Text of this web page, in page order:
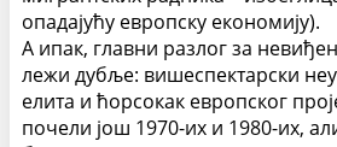
опадајућу европску економију).
А ипак, главни разлог за
лежи дубље: вишеспектарски
елита и ћорсокак европског
почели још 1970-их и 1980-их,